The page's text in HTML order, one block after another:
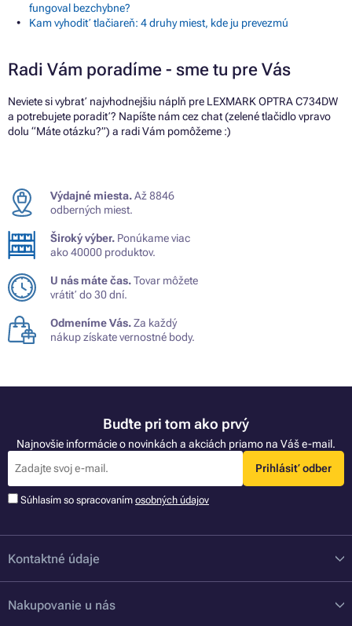
fungoval bezchybne?
Kam vyhodiť tlačiareň: 4 druhy miest, kde ju prevezmú
Radi Vám poradíme - sme tu pre Vás
Neviete si vybrať najvhodnejšiu náplň pre LEXMARK OPTRA C734DW
a potrebujete poradiť? Napíšte nám cez chat (zelené tlačidlo vpravo
dolu “Máte otázku?”) a radi Vám pomôžeme :)
Výdajné miesta.Až 8846
odberných miest.
Široký výber. Ponúkame viac
ako 40000 produktov.
U nás máte čas.Tovar môžete
vrátiť do 30 dní.
Odmeníme Vás.Za každý
nákup získate vernostné body.
Buďte pri tom ako prvý
Najnovšie informácie o novinkách a akciách priamo na Váš e-mail.
Prihlásiť odber
Súhlasím so spracovaním osobných údajov
Kontaktné údaje
Nakupovanie u nás